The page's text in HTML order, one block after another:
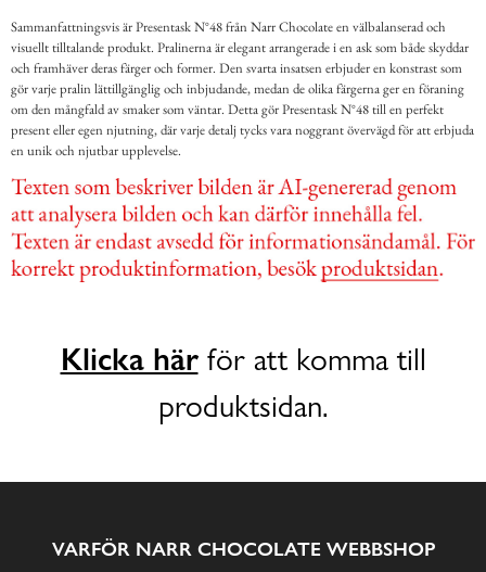
Sammanfattningsvis är Presentask N°48 från Narr Chocolate en välbalanserad och
visuellt tilltalande produkt. Pralinerna är elegant arrangerade i en ask som både skyddar
och framhäver deras färger och former. Den svarta insatsen erbjuder en konstrast som
gör varje pralin lättillgänglig och inbjudande, medan de olika färgerna ger en föraning
om den mångfald av smaker som väntar. Detta gör Presentask N°48 till en perfekt
present eller egen njutning, där varje detalj tycks vara noggrant övervägd för att erbjuda
en unik och njutbar upplevelse.
Klicka härför att komma till
produktsidan.
VARFÖR NARR CHOCOLATE WEBBSHOP